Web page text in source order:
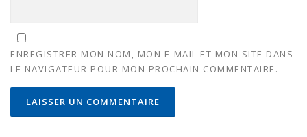
ENREGISTRER MON NOM, MON E-MAIL ET MON SITE DANS
LE NAVIGATEUR POUR MON PROCHAIN COMMENTAIRE.